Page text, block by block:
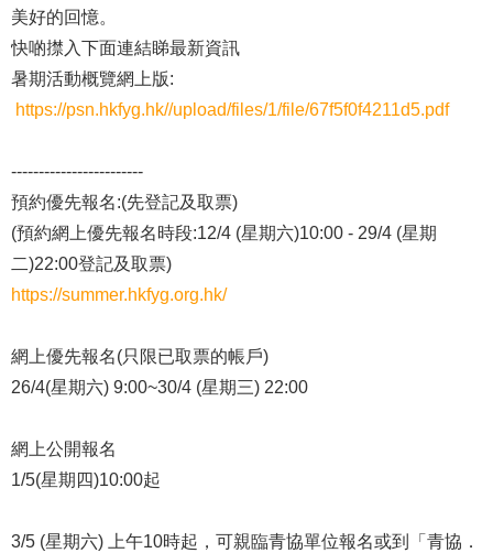
美好的回憶。
快啲㩒入下面連結睇最新資訊
暑期活動概覽網上版:
https://psn.hkfyg.hk//upload/files/1/file/67f5f0f4211d5.pdf
------------------------
預約優先報名:(先登記及取票)
(預約網上優先報名時段:12/4 (星期六)10:00 - 29/4 (星期
二)22:00登記及取票)
https://summer.hkfyg.org.hk/
網上優先報名(只限已取票的帳戶)
26/4(星期六) 9:00~30/4 (星期三) 22:00
網上公開報名
1/5(星期四)10:00起
3/5 (星期六) 上午10時起，可親臨青協單位報名或到「青協．